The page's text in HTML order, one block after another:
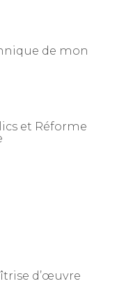
de mon
et Réforme
d’œuvre